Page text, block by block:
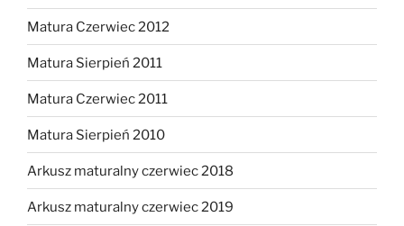
Matura Czerwiec 2012
Matura Sierpień 2011
Matura Czerwiec 2011
Matura Sierpień 2010
Arkusz maturalny czerwiec 2018
Arkusz maturalny czerwiec 2019